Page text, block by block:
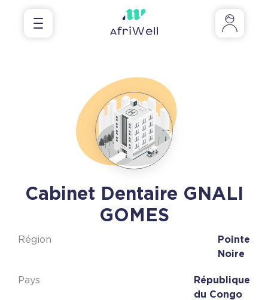
Cabinet Dentaire GNALI
GOMES
Région
Pointe
Noire
Pays
République
du Congo